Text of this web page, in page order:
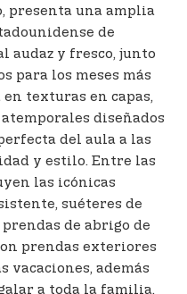
presenta una amplia
de
audaz y fresco, junto
para los meses más
texturas en capas,
diseñados
del aula a las
y estilo. Entre las
las icónicas
suéteres de
de abrigo de
prendas exteriores
vacaciones, además
a toda la familia.